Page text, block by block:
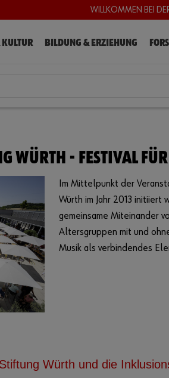
WILLKOMMEN BEI
KULTUR BILDUNG & ERZIEHUNG
WÜRTH - FESTIVAL
Im Mittelpunkt der
Würth im Jahr 2013 initiiert
gemeinsame Miteinander
Altersgruppen mit und
Musik als verbindendes
Würth und die